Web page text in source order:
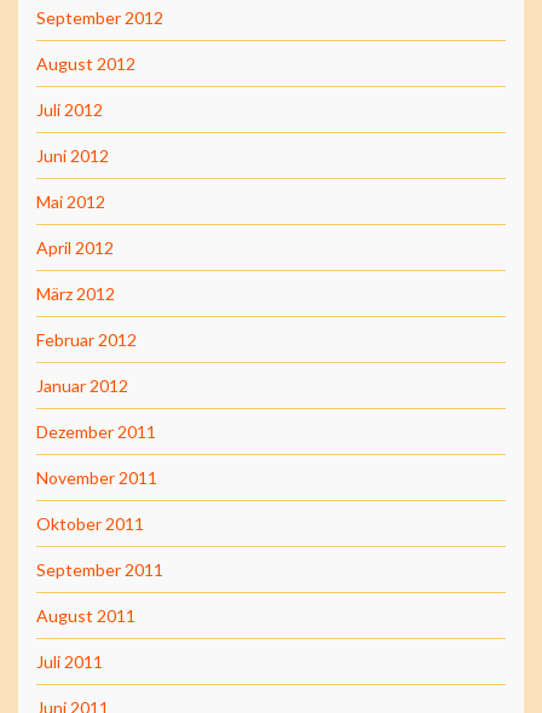
September 2012
August 2012
Juli 2012
Juni 2012
Mai 2012
April 2012
März 2012
Februar 2012
Januar 2012
Dezember 2011
November 2011
Oktober 2011
September 2011
August 2011
Juli 2011
Juni 2011